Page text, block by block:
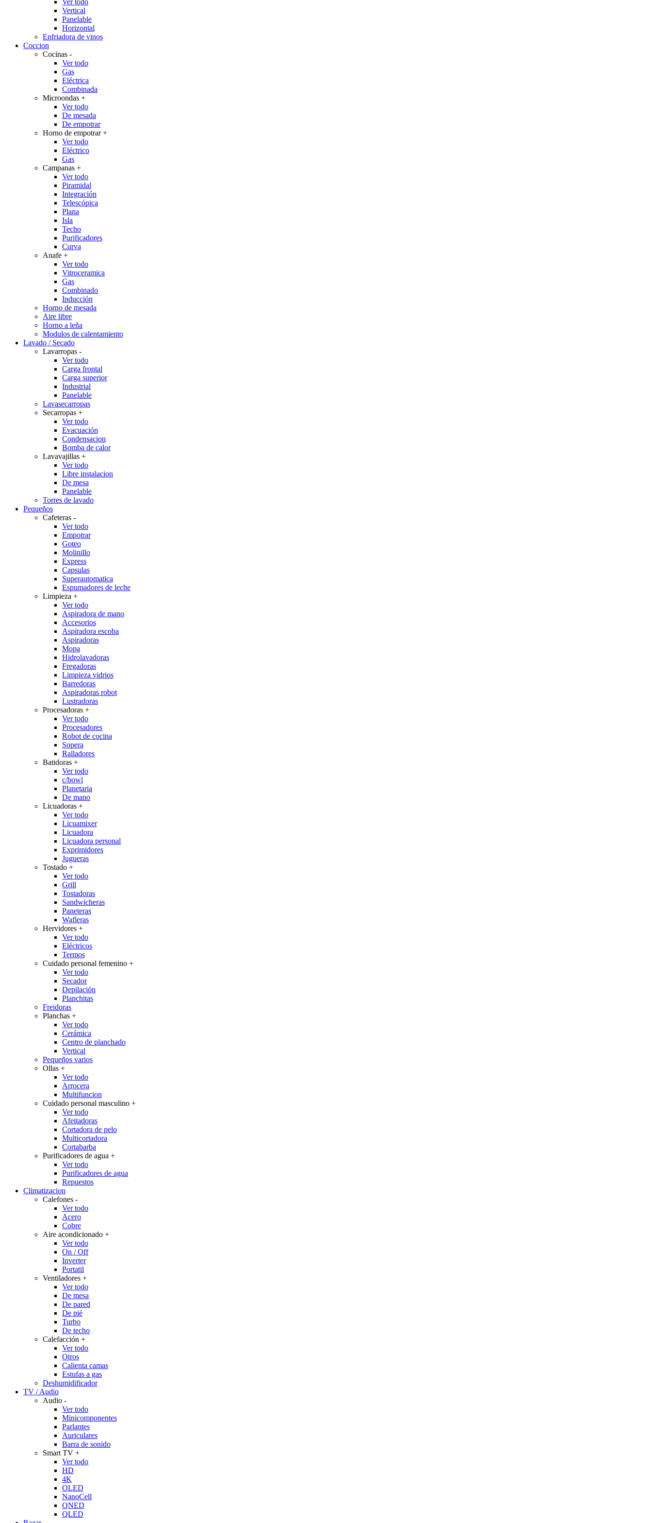
Ver todo
Vertical
Panelable
Horizontal
Enfriadora de vinos
Coccion
Cocinas -
Ver todo
Gas
Eléctrica
Combinada
Microondas +
Ver todo
De mesada
De empotrar
Horno de empotrar+
Ver todo
Eléctrico
Gas
Campanas +
Ver todo
Piramidal
Integración
Telescópica
Plana
Isla
Techo
Purificadores
Curva
Anafe +
Ver todo
Vitroceramica
Gas
Combinado
Inducción
Horno de mesada
Aire libre
Horno a leña
Modulos de calentamiento
Lavado / Secado
Lavarropas -
Ver todo
Carga frontal
Carga superior
Industrial
Panelable
Lavasecarropas
Secarropas +
Ver todo
Evacuación
Condensacion
Bomba de calor
Lavavajillas +
Ver todo
Libre instalacion
De mesa
Panelable
Torres de lavado
Pequeños
Cafeteras -
Ver todo
Empotrar
Goteo
Molinillo
Express
Capsulas
Superautomatica
Espumadores de leche
Limpieza +
Ver todo
Aspiradora de mano
Accesorios
Aspiradora escoba
Aspiradoras
Mopa
Hidrolavadoras
Fregadoras
Limpieza vidrios
Barredoras
Aspiradoras robot
Lustradoras
Procesadoras +
Ver todo
Procesadores
Robot de cocina
Sopera
Ralladores
Batidoras +
Ver todo
c/bowl
Planetaria
De mano
Licuadoras +
Ver todo
Licuamixer
Licuadora
Licuadora personal
Exprimidores
Jugueras
Tostado +
Ver todo
Grill
Tostadoras
Sandwicheras
Paneteras
Wafleras
Hervidores +
Ver todo
Eléctricos
Termos
Cuidado personal femenino +
Ver todo
Secador
Depilación
Planchitas
Freidoras
Planchas +
Ver todo
Cerámica
Centro de planchado
Vertical
Pequeños varios
Ollas +
Ver todo
Arrocera
Multifuncion
Cuidado personal masculino +
Ver todo
Afeitadoras
Cortadora de pelo
Multicortadora
Cortabarba
Purificadores de agua +
Ver todo
Purificadores de agua
Repuestos
Climatizacion
Calefones -
Ver todo
Acero
Cobre
Aire acondicionado +
Ver todo
On / Off
Inverter
Portatil
Ventiladores +
Ver todo
De mesa
De pared
De pié
Turbo
De techo
Calefacción +
Ver todo
Otros
Calienta camas
Estufas a gas
Deshumidificador
TV / Audio
Audio -
Ver todo
Minicomponentes
Parlantes
Auriculares
Barra de sonido
Smart TV +
Ver todo
HD
4K
OLED
NanoCell
QNED
QLED